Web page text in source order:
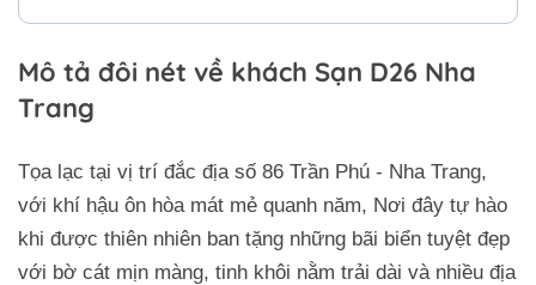
Mô tả đôi nét về khách Sạn D26 Nha
Trang
Tọa lạc tại vị trí đắc địa số 86 Trần Phú - Nha Trang,
với khí hậu ôn hòa mát mẻ quanh năm, Nơi đây tự hào
khi được thiên nhiên ban tặng những bãi biển tuyệt đẹp
với bờ cát mịn màng, tinh khôi nằm trải dài và nhiều địa